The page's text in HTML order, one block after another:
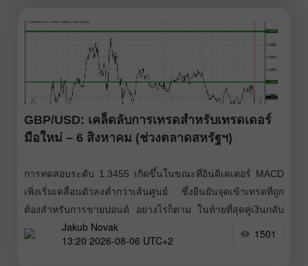
GBP/USD: เคล็ดลับการเทรดสำหรับเทรดเดอร์
มือใหม่ – 6 สิงหาคม (ช่วงตลาดสหรัฐฯ)
การทดสอบระดับ 1.3455 เกิดขึ้นในขณะที่อินดิเคเตอร์ MACD
เพิ่งเริ่มเคลื่อนตัวลงต่ำกว่าเส้นศูนย์ ซึ่งยืนยันจุดเข้าเทรดที่ถูก
ต้องสำหรับการขายปอนด์ อย่างไรก็ตาม ในท้ายที่สุดคู่เงินกลับ
ไม่สามารถปรับตัวลงได้ ภาคก่อสร้างของสหราชอาณาจักร
แสดงให้เห็นถึงการปรับตัวดีขึ้นอย่างชัดเจนในเดือนกรกฎาคม
Jakub Novak
13:20 2026-08-06 UTC+2
1501